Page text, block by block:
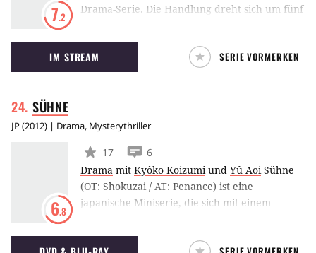
7.2
Drama-Serie. Die Handlung dreht sich um fünf
einem richtigen Familienclan
zusammengeschweißt worden sind. Doch
dann droht ein Mann die Gemeinschaft zu
IM STREAM SERIE VORMERKEN
SÜHNE
JP(2012) | Drama, Mysterythriller
6.8
17
6
Drama mit Kyôko Koizumiund Yû Aoi Sühne
(OT: Shokuzai / AT: Penance) ist eine
japanische Miniserie, die sich mit einem
Tages müssen vier Mädchen mitansehen, wie